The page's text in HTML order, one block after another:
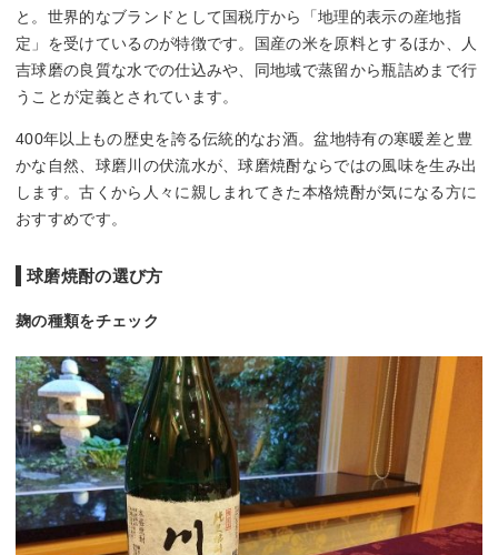
と。世界的なブランドとして国税庁から「地理的表示の産地指
定」を受けているのが特徴です。国産の米を原料とするほか、人
吉球磨の良質な水での仕込みや、同地域で蒸留から瓶詰めまで行
うことが定義とされています。
400年以上もの歴史を誇る伝統的なお酒。盆地特有の寒暖差と豊
かな自然、球磨川の伏流水が、球磨焼酎ならではの風味を生み出
します。古くから人々に親しまれてきた本格焼酎が気になる方に
おすすめです。
球磨焼酎の選び方
麹の種類をチェック